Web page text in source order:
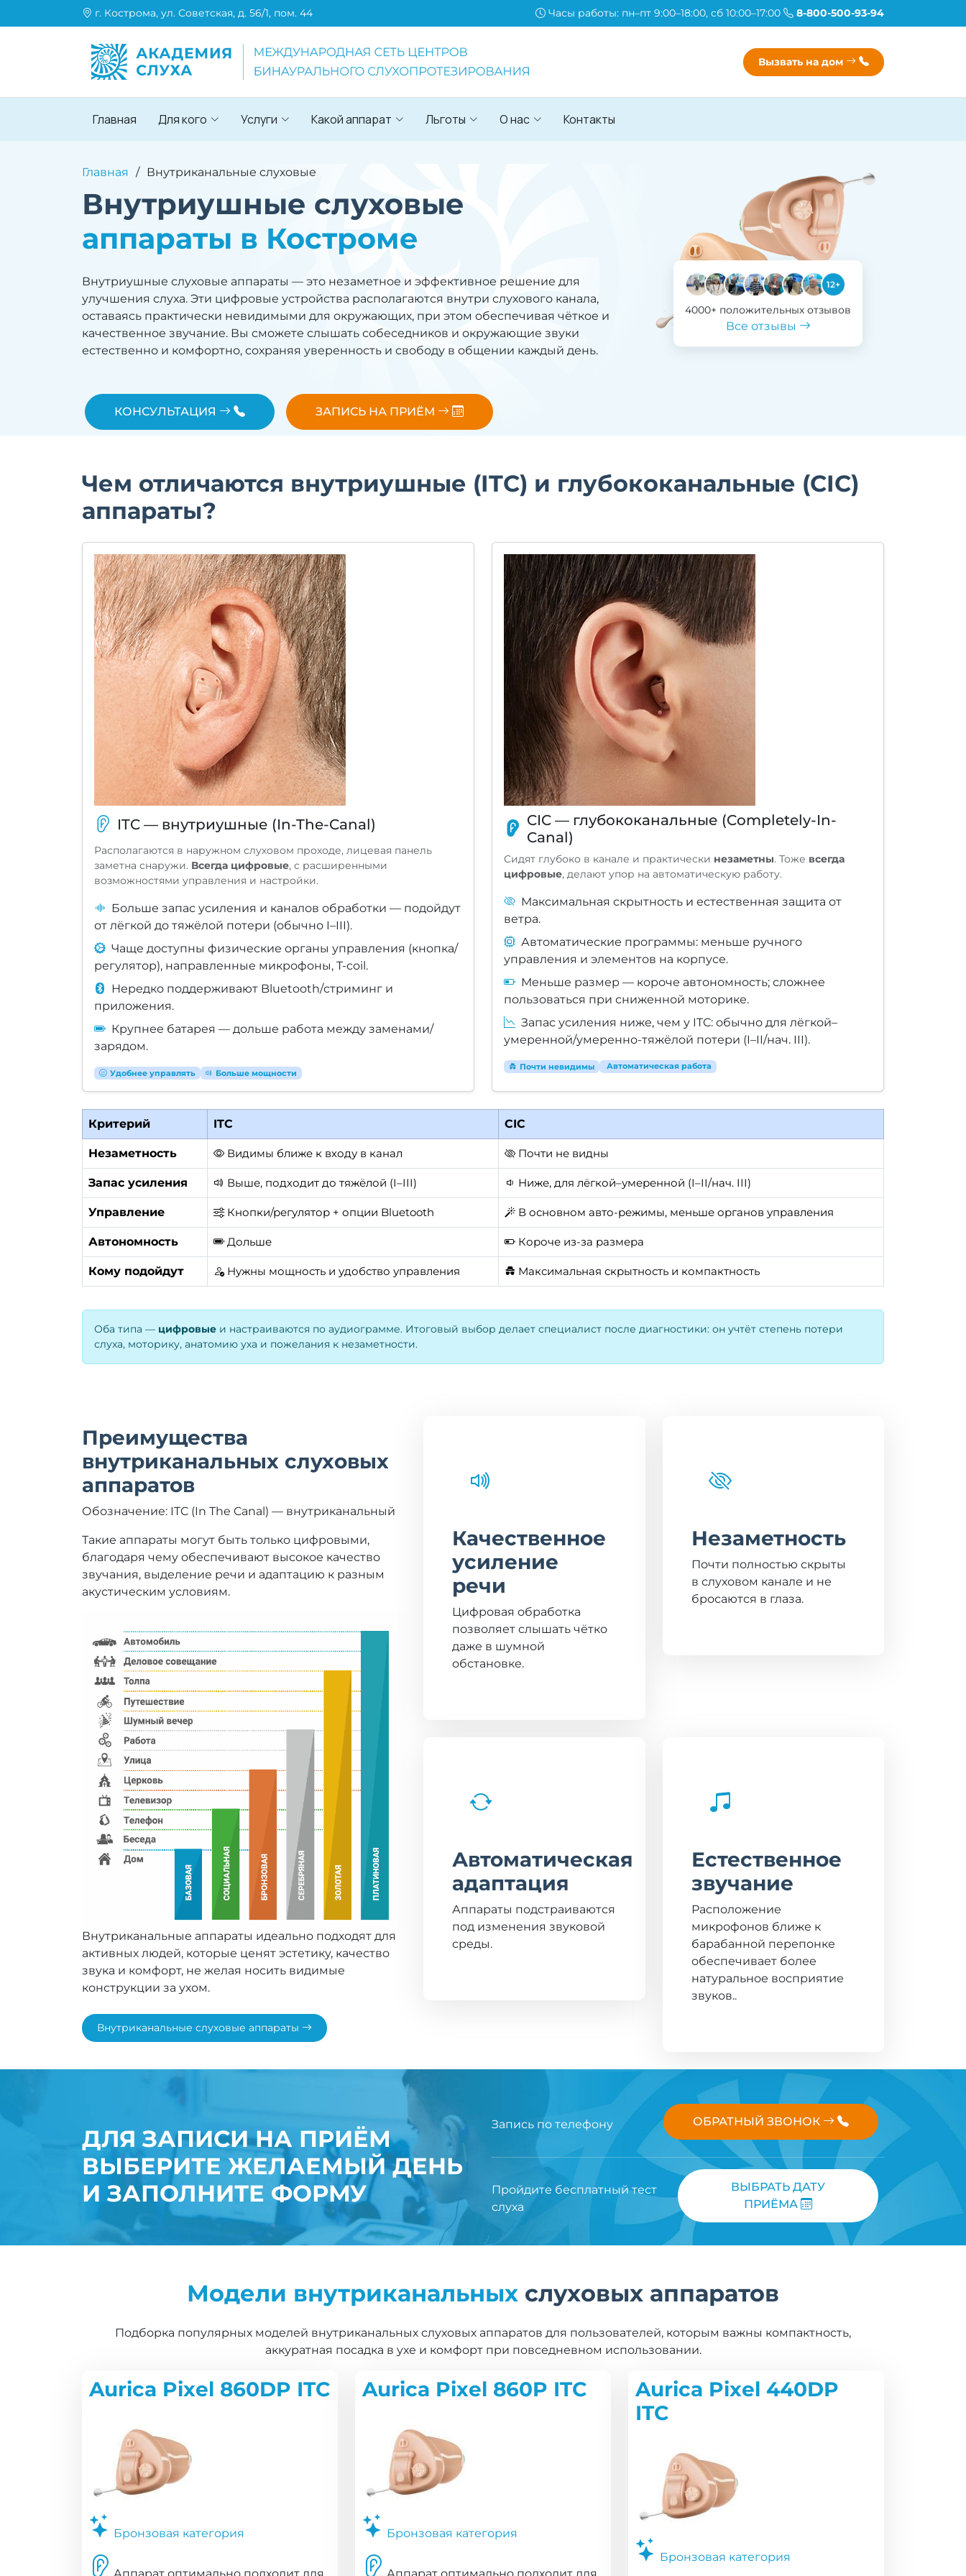
г. Кострома, ул. Советская, д. 56/1, пом. 44 Часы работы: пн–пт 9:00–18:00, сб 10:00–17:00 8-800-500-93-94
Вызвать на дом
Главная Для кого Услуги Какой аппарат Льготы О нас Контакты
Главная Внутриканальные слуховые
Внутриушные слуховые
аппараты в Костроме
Внутриушные слуховые аппараты — это незаметное и эффективное решение для
улучшения слуха. Эти цифровые устройства располагаются внутри слухового канала,
оставаясь практически невидимыми для окружающих, при этом обеспечивая чёткое и
качественное звучание. Вы сможете слышать собеседников и окружающие звуки
естественно и комфортно, сохраняя уверенность и свободу в общении каждый день.
КОНСУЛЬТАЦИЯ ЗАПИСЬ НА ПРИЁМ
12+
4000+ положительных отзывов
Все отзывы
Чем отличаются внутриушные (ITC) и глубококанальные (CIC)
аппараты?
ITC — внутриушные (In-The-Canal)
Располагаются в наружном слуховом проходе, лицевая панель
заметна снаружи. Всегда цифровые, с расширенными
возможностями управления и настройки.
Больше запас усиления и каналов обработки — подойдут
от лёгкой до тяжёлой потери (обычно I–III).
Чаще доступны физические органы управления (кнопка/
регулятор), направленные микрофоны, T-coil.
Нередко поддерживают Bluetooth/стриминг и
приложения.
Крупнее батарея — дольше работа между заменами/
зарядом.
Удобнее управлять Больше мощности
CIC — глубококанальные (Completely-In-
Canal)
Сидят глубоко в канале и практически незаметны. Тоже всегда
цифровые, делают упор на автоматическую работу.
Максимальная скрытность и естественная защита от
ветра.
Автоматические программы: меньше ручного
управления и элементов на корпусе.
Меньше размер — короче автономность; сложнее
пользоваться при сниженной моторике.
Запас усиления ниже, чем у ITC: обычно для лёгкой–
умеренной/умеренно-тяжёлой потери (I–II/нач. III).
Почти невидимы Автоматическая работа
Критерий ITC CIC
Незаметность Видимы ближе к входу в канал Почти не видны
Запас усиления Выше, подходит до тяжёлой (I–III) Ниже, для лёгкой–умеренной (I–II/нач. III)
Управление Кнопки/регулятор + опции Bluetooth В основном авто-режимы, меньше органов управления
Автономность Дольше Короче из-за размера
Кому подойдут Нужны мощность и удобство управления Максимальная скрытность и компактность
Оба типа — цифровые и настраиваются по аудиограмме. Итоговый выбор делает специалист после диагностики: он учтёт степень потери
слуха, моторику, анатомию уха и пожелания к незаметности.
Преимущества
внутриканальных слуховых
аппаратов
Обозначение: ITC (In The Canal) — внутриканальный
Такие аппараты могут быть только цифровыми,
благодаря чему обеспечивают высокое качество
звучания, выделение речи и адаптацию к разным
акустическим условиям.
Внутриканальные аппараты идеально подходят для
активных людей, которые ценят эстетику, качество
звука и комфорт, не желая носить видимые
конструкции за ухом.
Внутриканальные слуховые аппараты
Качественное
усиление
речи
Цифровая обработка
позволяет слышать чётко
даже в шумной
обстановке.
Незаметность
Почти полностью скрыты
в слуховом канале и не
бросаются в глаза.
Автоматическая
адаптация
Аппараты подстраиваются
под изменения звуковой
среды.
Естественное
звучание
Расположение
микрофонов ближе к
барабанной перепонке
обеспечивает более
натуральное восприятие
звуков..
ДЛЯ ЗАПИСИ НА ПРИЁМ
ВЫБЕРИТЕ ЖЕЛАЕМЫЙ ДЕНЬ
И ЗАПОЛНИТЕ ФОРМУ
Запись по телефону ОБРАТНЫЙ ЗВОНОК
Пройдите бесплатный тест
слуха
ВЫБРАТЬ ДАТУ
ПРИЁМА
Модели внутриканальных слуховых аппаратов
Подборка популярных моделей внутриканальных слуховых аппаратов для пользователей, которым важны компактность,
аккуратная посадка в ухе и комфорт при повседневном использовании.
Aurica Pixel 860DP ITC
Бронзовая категория
Aurica Pixel 860P ITC
Бронзовая категория
Aurica Pixel 440DP
ITC
Бронзовая категория